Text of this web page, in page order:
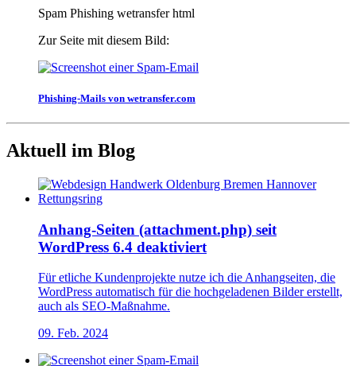
Spam Phishing wetransfer html
Zur Seite mit diesem Bild:
Phishing-Mails von wetransfer.com
Aktuell im Blog
Anhang-Seiten (attachment.php) seit
WordPress 6.4 deaktiviert
Für etliche Kundenprojekte nutze ich die Anhangseiten, die
WordPress automatisch für die hochgeladenen Bilder erstellt,
auch als SEO-Maßnahme.
09. Feb. 2024